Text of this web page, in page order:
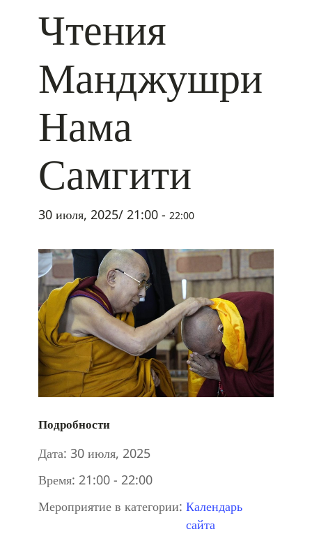
Чтения
Манджушри
Нама
Самгити
30 июля, 2025/ 21:00 - 22:00
Подробности
Дата: 30 июля, 2025
Время: 21:00 - 22:00
Мероприятие в категории: Календарь
сайта